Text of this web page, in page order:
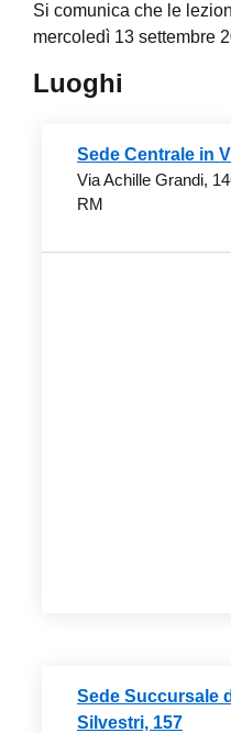
Si comunica che le
mercoledì 13 settembre
Luoghi
Sede Centrale in
Via Achille Grandi,
RM
Sede Succursale
Silvestri, 157